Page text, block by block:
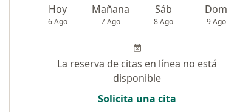
Hoy
6 Ago
Mañana
7 Ago
Sáb
8 Ago
Dom
9 Ago
La reserva de citas en línea no está
disponible
Solicita una cita